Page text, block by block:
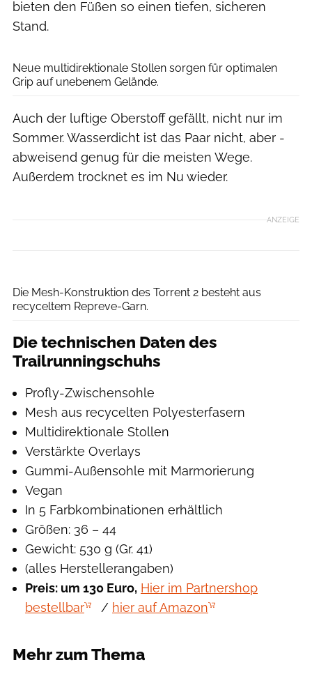
bieten den Füßen so einen tiefen, sicheren
Stand.
Neue multidirektionale Stollen sorgen für optimalen
Grip auf unebenem Gelände.
Auch der luftige Oberstoff gefällt, nicht nur im
Sommer. Wasserdicht ist das Paar nicht, aber -
abweisend genug für die meisten Wege.
Außerdem trocknet es im Nu wieder.
ANZEIGE
Die Mesh-Konstruktion des Torrent 2 besteht aus
recyceltem Repreve-Garn.
Die technischen Daten des
Trailrunningschuhs
Profly-Zwischensohle
Mesh aus recycelten Polyesterfasern
Multidirektionale Stollen
Verstärkte Overlays
Gummi-Außensohle mit Marmorierung
Vegan
In 5 Farbkombinationen erhältlich
Größen: 36 – 44
Gewicht: 530 g (Gr. 41)
(alles Herstellerangaben)
Preis: um 130 Euro, Hier im Partnershop
bestellbar
/ hier auf Amazon
Mehr zum Thema